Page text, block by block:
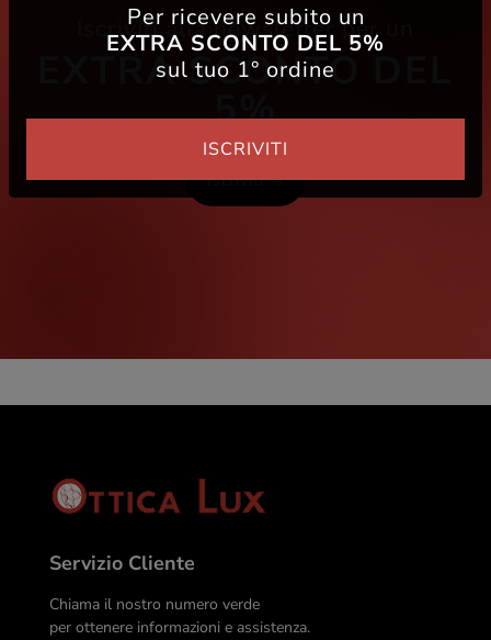
Iscriviti alla newsletter per un
EXTRA SCONTO DEL
5%
Iscriviti
Servizio Cliente
Chiama il nostro numero verde
per ottenere informazioni e assistenza.
Per ricevere subito un
EXTRA SCONTO DEL 5%
sul tuo 1° ordine
ISCRIVITI